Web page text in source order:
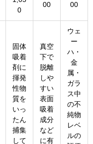
0
00
00
固体
吸着
剤に
揮発
性物
質を
いっ
たん
捕集
して
真空
下で
脱離
しや
すい
表面
吸着
成分
など
に有
ウェ
ー
ハ・
金
属・
ガラ
ス中
の不
純物
レベ
ルの